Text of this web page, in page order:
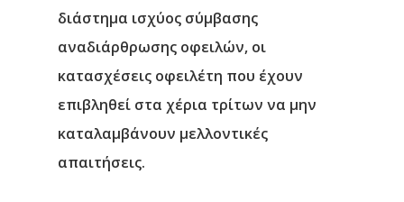
διάστημα ισχύος σύμβασης
αναδιάρθρωσης οφειλών, οι
κατασχέσεις οφειλέτη που έχουν
επιβληθεί στα χέρια τρίτων να μην
καταλαμβάνουν μελλοντικές
απαιτήσεις.